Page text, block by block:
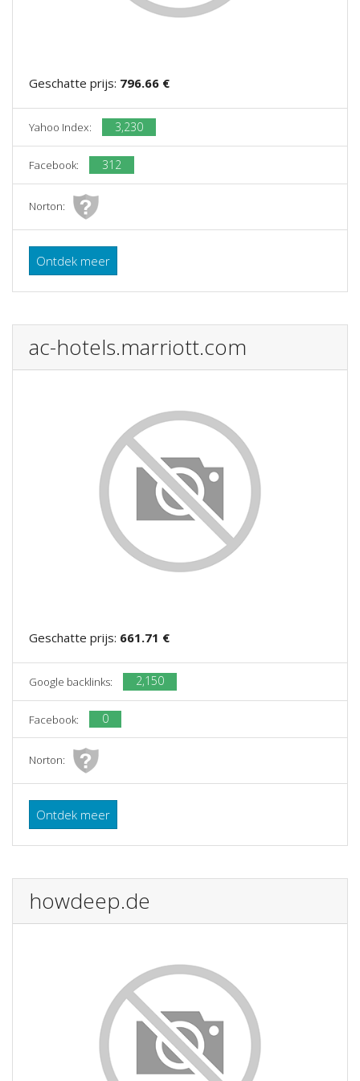
Geschatte prijs: 796.66 €
Yahoo Index: 3,230
Facebook: 312
Norton:
Ontdek meer
ac-hotels.marriott.com
Geschatte prijs: 661.71 €
Google backlinks: 2,150
Facebook: 0
Norton:
Ontdek meer
howdeep.de